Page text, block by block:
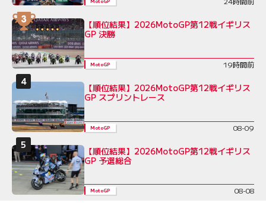
【順位結果】2026MotoGP第12戦イギリス
GP 決勝
MotoGP 19時間前
【順位結果】2026MotoGP第12戦イギリス
GP スプリントレース
MotoGP 08-09
【順位結果】2026MotoGP第12戦イギリス
GP 予選総合
MotoGP 08-08